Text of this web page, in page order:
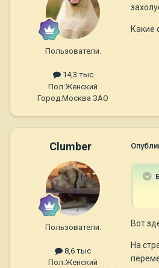
Пользователи.
14,3 тыс
Пол:Женский
Город:Москва ЗАО
Какие
Clumber
Пользователи.
8,6 тыс
Пол:Женский
Вот
На